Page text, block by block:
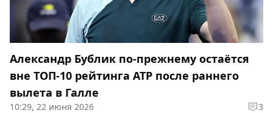
Александр Бублик по-прежнему остаётся
вне ТОП-10 рейтинга ATP после раннего
вылета в Галле
10:29, 22 июня 2026 3